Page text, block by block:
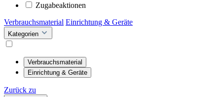
Zugabeaktionen
Verbrauchsmaterial Einrichtung & Geräte
Kategorien
Verbrauchsmaterial
Einrichtung & Geräte
Zurück zu